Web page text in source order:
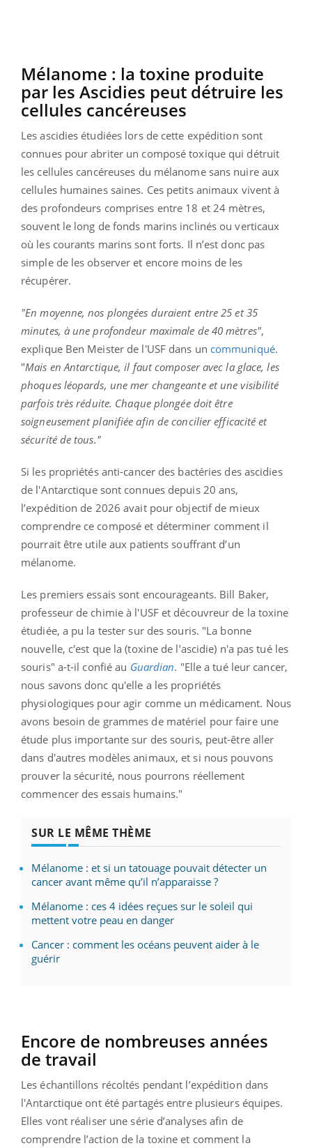
Mélanome : la toxine produite
par les Ascidies peut détruire les
cellules cancéreuses
Les ascidies étudiées lors de cette expédition sont
connues pour abriter un composé toxique qui détruit
les cellules cancéreuses du mélanome sans nuire aux
cellules humaines saines. Ces petits animaux vivent à
des profondeurs comprises entre 18 et 24 mètres,
souvent le long de fonds marins inclinés ou verticaux
où les courants marins sont forts. Il n’est donc pas
simple de les observer et encore moins de les
récupérer.
"En moyenne, nos plongées duraient entre 25 et 35
minutes, à une profondeur maximale de 40 mètres",
explique Ben Meister de l'USF dans un communiqué.
"Mais en Antarctique, il faut composer avec la glace, les
phoques léopards, une mer changeante et une visibilité
parfois très réduite. Chaque plongée doit être
soigneusement planifiée afin de concilier efficacité et
sécurité de tous."
Si les propriétés anti-cancer des bactéries des ascidies
de l'Antarctique sont connues depuis 20 ans,
l’expédition de 2026 avait pour objectif de mieux
comprendre ce composé et déterminer comment il
pourrait être utile aux patients souffrant d’un
mélanome.
Les premiers essais sont encourageants. Bill Baker,
professeur de chimie à l'USF et découvreur de la toxine
étudiée, a pu la tester sur des souris. "La bonne
nouvelle, c'est que la (toxine de l’ascidie) n'a pas tué les
souris" a-t-il confié au Guardian. "Elle a tué leur cancer,
nous savons donc qu'elle a les propriétés
physiologiques pour agir comme un médicament. Nous
avons besoin de grammes de matériel pour faire une
étude plus importante sur des souris, peut-être aller
dans d'autres modèles animaux, et si nous pouvons
prouver la sécurité, nous pourrons réellement
commencer des essais humains."
SUR LE MÊME THÈME
Mélanome : et si un tatouage pouvait détecter un
cancer avant même qu’il n’apparaisse ?
Mélanome : ces 4 idées reçues sur le soleil qui
mettent votre peau en danger
Cancer : comment les océans peuvent aider à le
guérir
Encore de nombreuses années
de travail
Les échantillons récoltés pendant l’expédition dans
l'Antarctique ont été partagés entre plusieurs équipes.
Elles vont réaliser une série d’analyses afin de
comprendre l’action de la toxine et comment la